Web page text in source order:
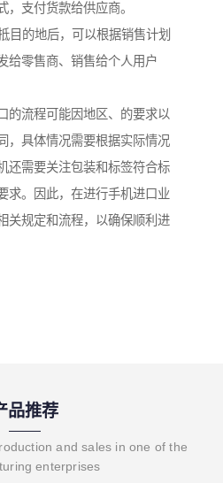
，支付货款给供应商。
目的地后，可以根据销售计划
给零售商、销售给个人用户
的流程可能因地区、的要求以
，具体情况需要根据实际情况
还需要关注包装和标签符合标
求。因此，在进行手机进口业
关规定和流程，以确保顺利进
品推荐
and sales in one of the
enterprises